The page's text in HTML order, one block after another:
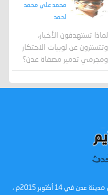
محمد علي محمد
احمد
لماذا تستهدفون الأخيار،
وتتسترون عن لوبيات الاحتكار
ومجرمي تدمير مصفاة عدن؟
عدن تايم - صحيفة الكترونية تأسست في مدينة عدن في 14 أكتوبر 2015م ،